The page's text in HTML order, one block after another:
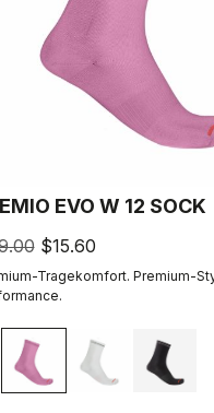
EVO W 12 SOCK
$15.60
Tragekomfort. Premium-